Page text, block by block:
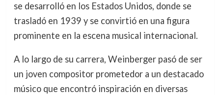
se desarrolló en los Estados Unidos, donde se
trasladó en 1939 y se convirtió en una figura
prominente en la escena musical internacional.
A lo largo de su carrera, Weinberger pasó de ser
un joven compositor prometedor a un destacado
músico que encontró inspiración en diversas